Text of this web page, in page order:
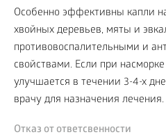
Особенно эффективны капли
хвойных деревьев, мяты и
противовоспалительными и
свойствами. Если при
улучшается в течении 3-4-х
врачу для назначения лечения.
Отказ от ответсвенности